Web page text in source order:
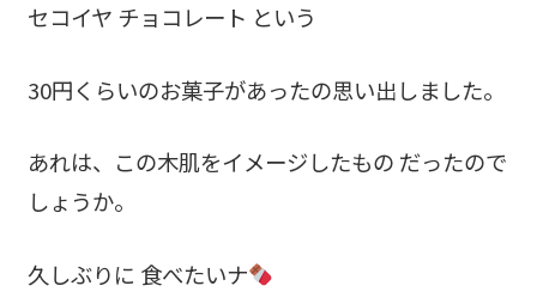
セコイヤ チョコレート という
30円くらいのお菓子があったの思い出しました。
あれは、この木肌をイメージしたもの だったので
しょうか。
久しぶりに 食べたいナ